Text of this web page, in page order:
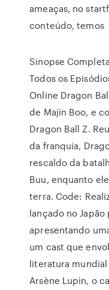
ameaças, no
conteúdo, temos
Sinopse
Todos os
Online Dragon
de Majin Boo, e
Dragon Ball Z.
da franquia,
rescaldo da
Buu, enquanto
terra. Code:
lançado no Japão
apresentando
um cast que
literatura
Arsène Lupin, o